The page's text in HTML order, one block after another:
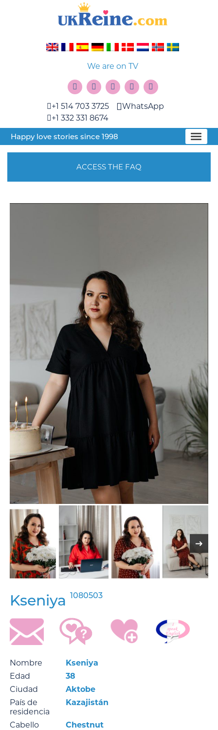
We are on TV
+1 514 703 3725
+1 332 331 8674
WhatsApp
Happy love stories since 1998
ACCESS THE FAQ
Kseniya 1080503
Nombre
Kseniya
Edad
38
Ciudad
Aktobe
País de
residencia
Kazajistán
Cabello
Chestnut